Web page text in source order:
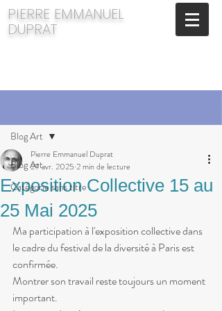
​PIERRE EMMANUEL
DUPRAT
Blog Art
Catégorie sans titre
Blog Art
Exposition Collective 15 au
25 Mai 2025
Pierre Emmanuel Duprat
29 avr. 2025 2 min de lecture
Ma participation à l'exposition collective dans
le cadre du festival de la diversité à Paris est
confirmée.
Montrer son travail reste toujours un moment
important.